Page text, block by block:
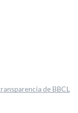
de BBCL